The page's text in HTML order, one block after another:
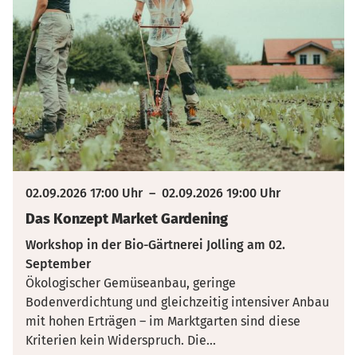
02.09.2026 17:00 Uhr– 02.09.2026 19:00 Uhr
Das Konzept Market Gardening
Workshop in der Bio-Gärtnerei Jolling am 02.
September
Ökologischer Gemüseanbau, geringe
Bodenverdichtung und gleichzeitig intensiver Anbau
mit hohen Erträgen – im Marktgarten sind diese
Kriterien kein Widerspruch. Die...